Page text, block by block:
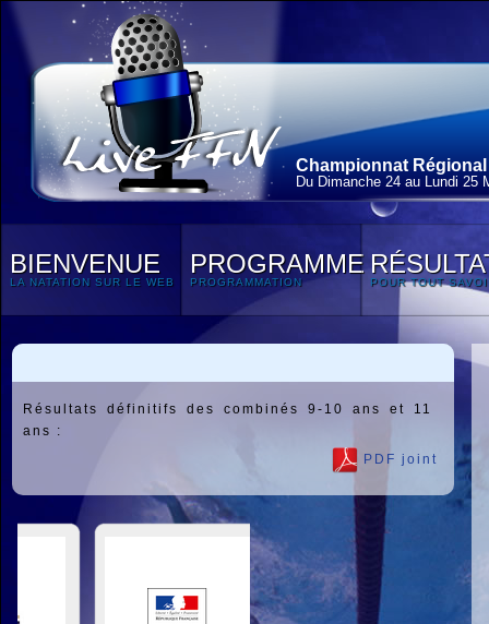
Championnat
Du Dimanche 24 au Lundi 25
BIENVENUE
LA NATATION SUR LE WEB
PROGRAMME
PROGRAMMATION POUR TOUT
Résultats définitifs des combinés 9-10 ans et 11
ans :
PDF joint